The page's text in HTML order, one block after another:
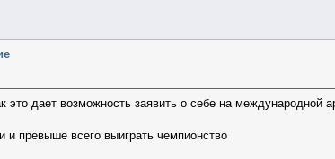
это дает возможность заявить о себе на
превыше всего выиграть чемпионство